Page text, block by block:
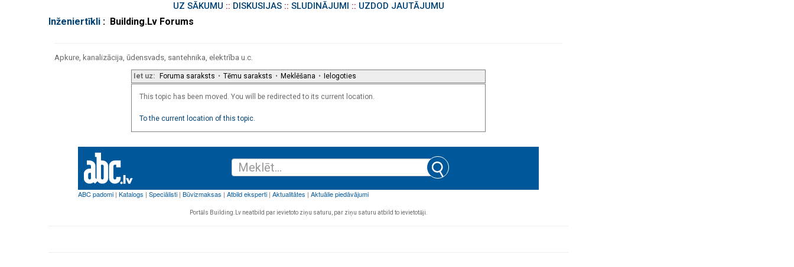
UZ SĀKUMU :: DISKUSIJAS:: SLUDINĀJUMI :: UZDOD JAUTĀJUMU
Inženiertīkli : Building.Lv Forums
Apkure, kanalizācija, ūdensvads, santehnika, elektrība u.c.
Iet uz: Foruma saraksts • Tēmu saraksts • Meklēšana • Ielogoties
This topic has been moved. You will be redirected to its current location.
To the current location of this topic.
Portāls Building.Lv neatbild par ievietoto ziņu saturu, par ziņu saturu atbild to ievietotāji.